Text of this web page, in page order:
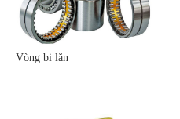
Vòng bi lăn